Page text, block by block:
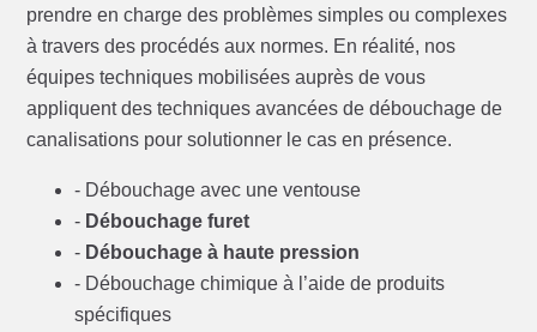
prendre en charge des problèmes simples ou complexes
à travers des procédés aux normes. En réalité, nos
équipes techniques mobilisées auprès de vous
appliquent des techniques avancées de débouchage de
canalisations pour solutionner le cas en présence.
- Débouchage avec une ventouse
- Débouchage furet
- Débouchage à haute pression
- Débouchage chimique à l’aide de produits
spécifiques